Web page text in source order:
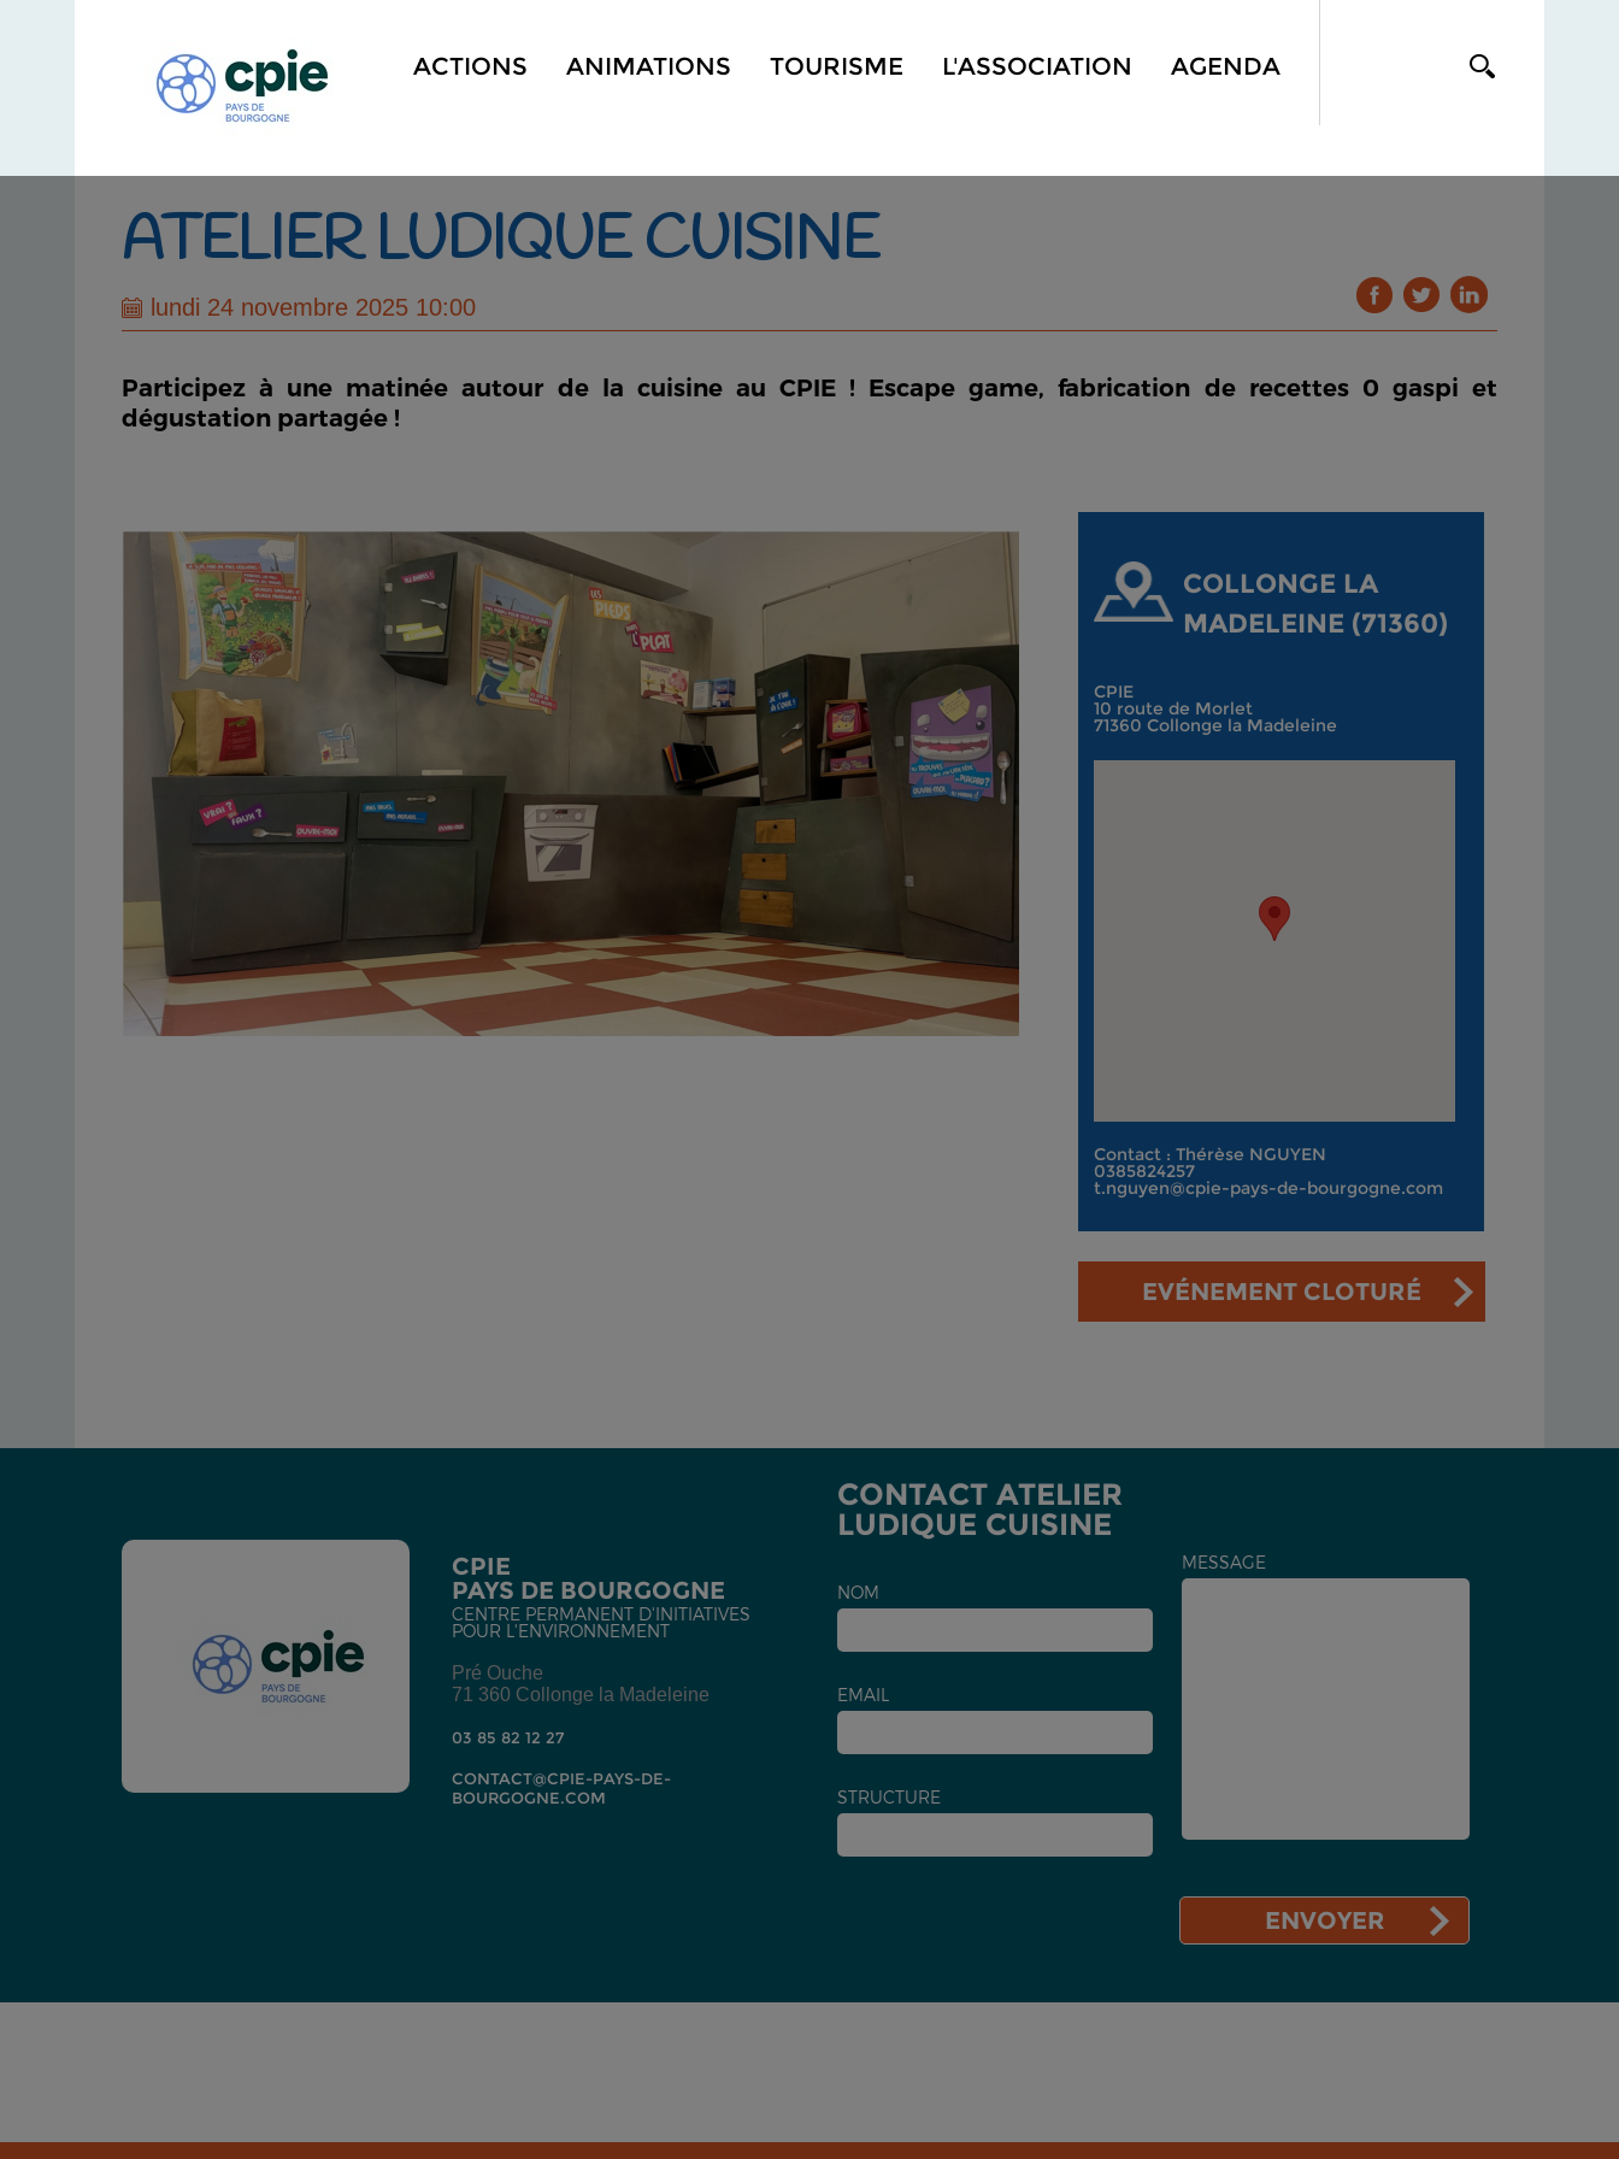
ACTIONS ANIMATIONS TOURISME L'ASSOCIATION AGENDA
ATELIER LUDIQUE CUISINE
lundi 24 novembre 2025 10:00
Participez à une matinée autour de la cuisine au CPIE ! Escape game, fabrication de recettes 0 gaspi et
dégustation partagée !
COLLONGE LA
MADELEINE (71360)
CPIE
10 route de Morlet
71360 Collonge la Madeleine
Contact : Thérèse NGUYEN
0385824257
t.nguyen@cpie-pays-de-bourgogne.com
EVÉNEMENT CLOTURÉ
CPIE
PAYS DE BOURGOGNE
CENTRE PERMANENT D'INITIATIVES
POUR L'ENVIRONNEMENT
Pré Ouche
71 360 Collonge la Madeleine
03 85 82 12 27
CONTACT@CPIE-PAYS-DE-
BOURGOGNE.COM
CONTACT ATELIER
LUDIQUE CUISINE
NOM
EMAIL
STRUCTURE
MESSAGE